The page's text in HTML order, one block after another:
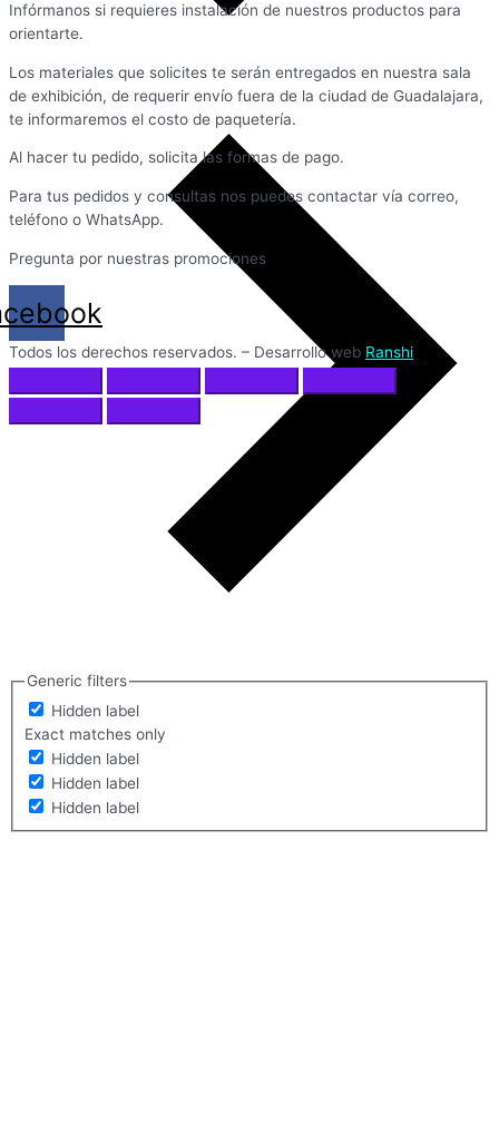
Generic filters
Hidden label
Exact matches only
Hidden label
Hidden label
Hidden label
Infórmanos si requieres instalación de nuestros productos para
orientarte.
Los materiales que solicites te serán entregados en nuestra sala
de exhibición, de requerir envío fuera de la ciudad de Guadalajara,
te informaremos el costo de paquetería.
Al hacer tu pedido, solicita las formas de pago.
Para tus pedidos y consultas nos puedes contactar vía correo,
teléfono o WhatsApp.
Pregunta por nuestras promociones
Todos los derechos reservados. – Desarrollo web Ranshi